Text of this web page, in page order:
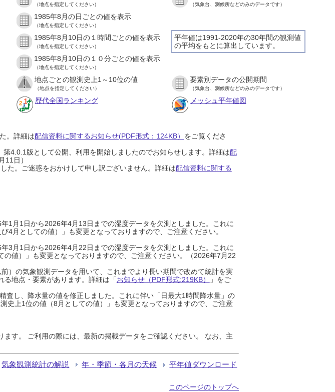
（地点を指定してください） （気象台、測候所などのみのデータです）
1985年8月の日ごとの値を表示
（地点を指定してください）
平年値は1991-2020年の30年間の観測値
の平均をもとに算出しています。
1985年8月10日の１時間ごとの値を表示
（地点を指定してください）
1985年8月10日の１０分ごとの値を表示
（地点を指定してください）
地点ごとの観測史上1～10位の値
（地点を指定してください）
要素別データの公開期間
（気象台、測候所などのみのデータです）
歴代全国ランキング メッシュ平年値図
。詳細は配信資料に関するお知らせ(PDF形式：124KB） をご覧くださ
4.0.1版として公開、利用を開始しましたのでお知らせします。詳細は配
11日）
た。ご迷惑をおかけして申し訳ございません。詳細は配信資料に関する
1月1日から2026年4月13日までの湿度データを欠測としました。これに
月としての値）」も変更となっておりますので、ご注意ください。
3月1日から2026年4月22日までの湿度データを欠測としました。これに
値）」も変更となっておりますので、ご注意ください。（2026年7月22
）の気象観測データを用いて、これまでより長い期間で改めて統計を実
地点・要素があります。詳細は「お知らせ（PDF形式:219KB）
」をご
し、降水量の値を修正しました。これに伴い「日最大1時間降水量」の
史上1位の値（8月としての値）」も変更となっておりますので、ご注意
す。 ご利用の際には、最新の掲載データをご確認ください。 なお、主
気象観測統計の解説 年・季節・各月の天候 平年値ダウンロード
このページのトップへ